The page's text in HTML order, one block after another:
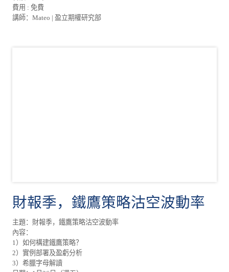
費用 : 免費
講師：Mateo | 盈立期權研究部
財報季，鐵鷹策略沽空波動率
主題：財報季，鐵鷹策略沽空波動率
內容：
1）如何構建鐵鷹策略？
2）實例部署及盈虧分析
3）希臘字母解讀